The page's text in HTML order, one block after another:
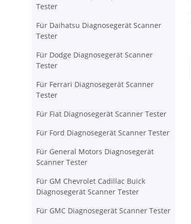
Tester
Für Daihatsu Diagnosegerät Scanner
Tester
Für Dodge Diagnosegerät Scanner
Tester
Für Ferrari Diagnosegerät Scanner
Tester
Für Fiat Diagnosegerät Scanner Tester
Für Ford Diagnosegerät Scanner Tester
Für General Motors Diagnosegerät
Scanner Tester
Für GM Chevrolet Cadillac Buick
Diagnosegerät Scanner Tester
Für GMC Diagnosegerät Scanner Tester